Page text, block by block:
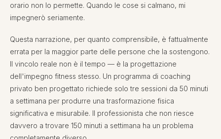
orario non lo permette. Quando le cose si calmano, mi
impegnerò seriamente.
Questa narrazione, per quanto comprensibile, è fattualmente
errata per la maggior parte delle persone che la sostengono.
Il vincolo reale non è il tempo — è la progettazione
dell'impegno fitness stesso. Un programma di coaching
privato ben progettato richiede solo tre sessioni da 50 minuti
a settimana per produrre una trasformazione fisica
significativa e misurabile. Il professionista che non riesce
davvero a trovare 150 minuti a settimana ha un problema